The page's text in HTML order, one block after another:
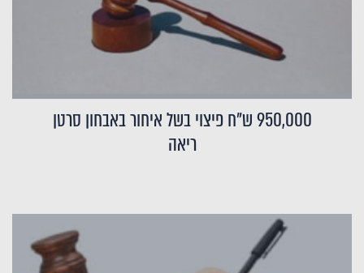
950,000 ש"ח פיצוי בשל איחור באבחון סרטן
ריאה